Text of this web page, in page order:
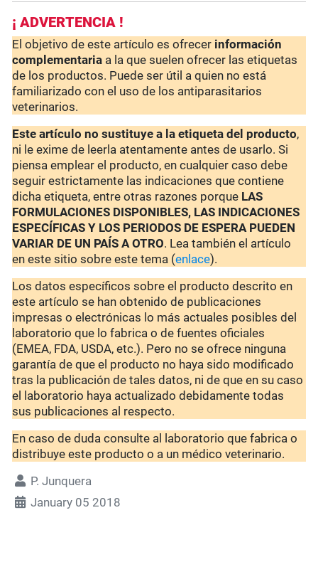
¡ ADVERTENCIA !
El objetivo de este artículo es ofrecer información
complementaria a la que suelen ofrecer las etiquetas
de los productos. Puede ser útil a quien no está
familiarizado con el uso de los antiparasitarios
veterinarios.
Este artículo no sustituye a la etiqueta del producto,
ni le exime de leerla atentamente antes de usarlo. Si
piensa emplear el producto, en cualquier caso debe
seguir estrictamente las indicaciones que contiene
dicha etiqueta, entre otras razones porque LAS
FORMULACIONES DISPONIBLES, LAS INDICACIONES
ESPECÍFICAS Y LOS PERIODOS DE ESPERA PUEDEN
VARIAR DE UN PAÍS A OTRO. Lea también el artículo
en este sitio sobre este tema (enlace).
Los datos específicos sobre el producto descrito en
este artículo se han obtenido de publicaciones
impresas o electrónicas lo más actuales posibles del
laboratorio que lo fabrica o de fuentes oficiales
(EMEA, FDA, USDA, etc.). Pero no se ofrece ninguna
garantía de que el producto no haya sido modificado
tras la publicación de tales datos, ni de que en su caso
el laboratorio haya actualizado debidamente todas
sus publicaciones al respecto.
En caso de duda consulte al laboratorio que fabrica o
distribuye este producto o a un médico veterinario.
P. Junquera
January 05 2018